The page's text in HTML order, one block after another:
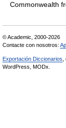
Commonwealth
© Academic, 2000-2026
Contacte con nosotros:
Exportación Diccionarios
WordPress, MODx.